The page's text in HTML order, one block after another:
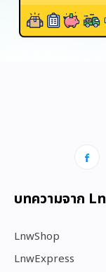
บทความจาก
LnwShop
LnwExpress